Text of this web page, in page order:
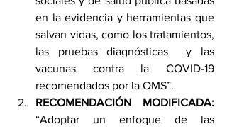
en la evidencia y herramientas que
salvan vidas, como los tratamientos,
las pruebas diagnósticas  y las
vacunas contra la COVID-19
recomendados por la OMS”.
RECOMENDACIÓN MODIFICADA:
“Adoptar un enfoque de las